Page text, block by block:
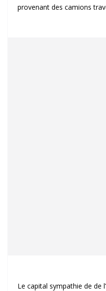
provenant des camions
Le capital sympathie de de